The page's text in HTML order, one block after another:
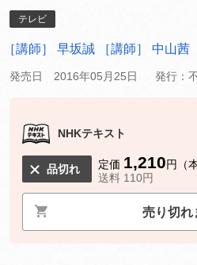
テレビ
［講師］ 早坂誠 ［講師］ 中山茜
発売日 2016年05月25日 発行：
NHKテキスト
品切れ 定価 1,210円（
送料 110円
売り切れ